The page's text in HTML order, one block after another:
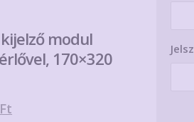
kijelző modul
170×320
Ft